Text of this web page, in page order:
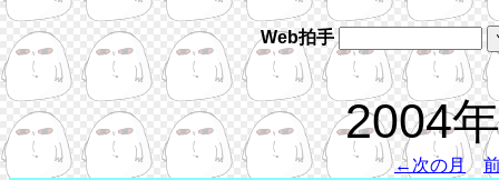
Web拍手
2004
←次の月